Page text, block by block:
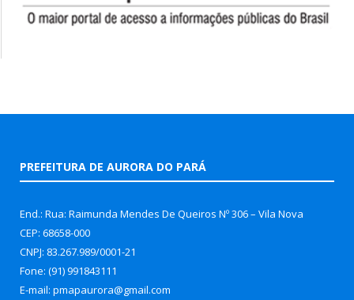
PREFEITURA DE AURORA DO PARÁ
End.: Rua: Raimunda Mendes De Queiros Nº 306 – Vila Nova
CEP: 68658-000
CNPJ: 83.267.989/0001-21
Fone: (91) 991843111
E-mail: pmapaurora@gmail.com